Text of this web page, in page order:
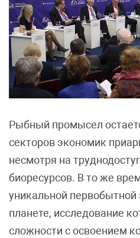
Рыбный промысел
секторов экономик
несмотря на
биоресурсов. В то же
уникальной первобытной
планете, исследование
сложности с освоением